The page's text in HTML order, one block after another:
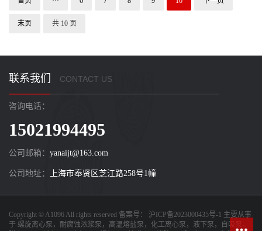
末页 共 10 页
联系我们 CONTACT US
咨询电话：
15021994495
公司邮箱： yanaijt@163.com
公司地址： 上海市奉贤区芝江路258号1幢
Copyright © A1096 All rights reserved 备案号： 沪ICP备2023000435号-1 主要从事
于 螺旋离心泵，耐腐蚀浓浆泵，高温熔盐泵，化工离心泵，液下泵，自吸泵，